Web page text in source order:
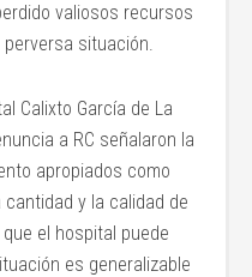
valiosos recursos
situación.
Calixto García de La
a RC señalaron la
apropiados como
y la calidad de
el hospital puede
es generalizable